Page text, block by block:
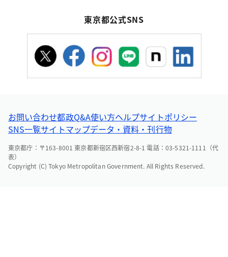
東京都公式SNS
お問い合わせ都政Q&A使い方ヘルプサイトポリシー
SNS一覧サイトマップデータ・資料・刊行物
東京都庁：〒163-8001 東京都新宿区西新宿2-8-1 電話：03-5321-1111（代
表）
Copyright (C) Tokyo Metropolitan Government. All Rights Reserved.